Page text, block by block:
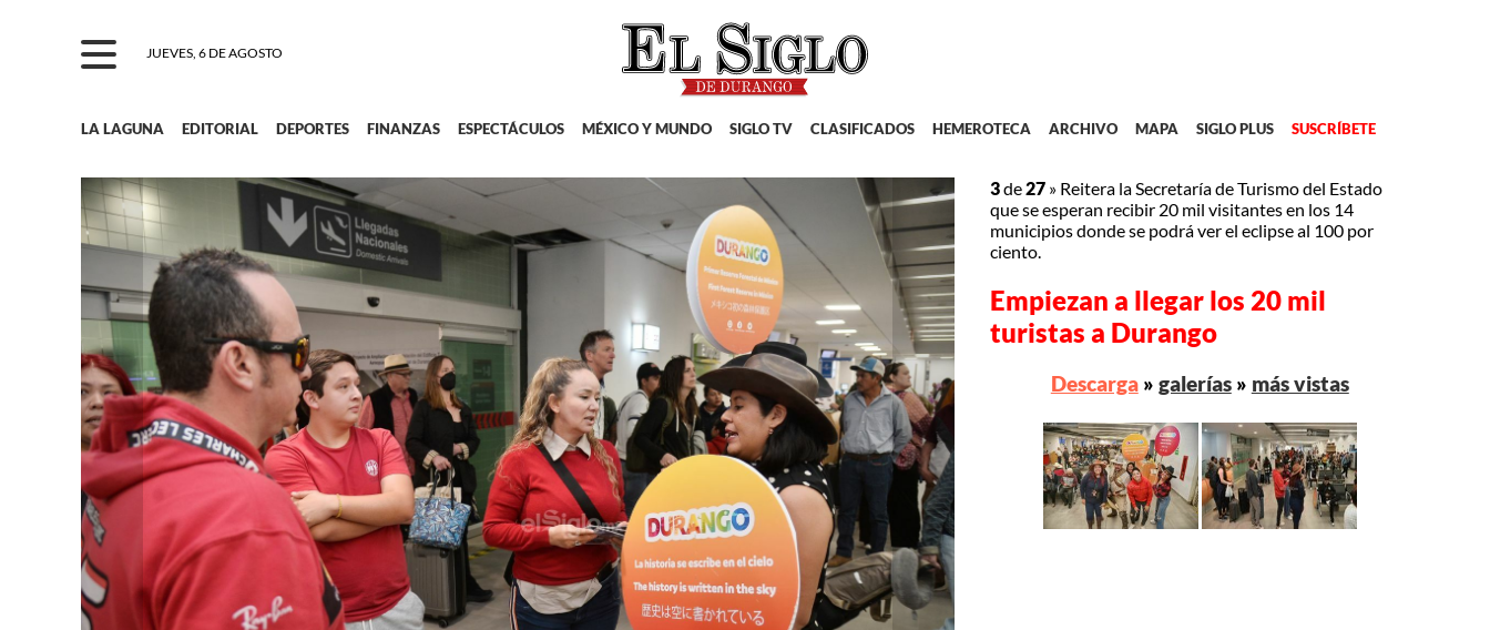
JUEVES, 6 DE AGOSTO
LA LAGUNA EDITORIAL DEPORTES FINANZAS ESPECTÁCULOS MÉXICO Y MUNDO SIGLO TV CLASIFICADOS HEMEROTECA ARCHIVO MAPA SIGLO PLUS SUSCRÍBETE
3de27 » Reitera la Secretaría de Turismo del Estado
que se esperan recibir 20 mil visitantes en los 14
municipios donde se podrá ver el eclipse al 100 por
ciento.
Empiezan a llegar los 20 mil
turistas a Durango
Descarga» galerías» más vistas